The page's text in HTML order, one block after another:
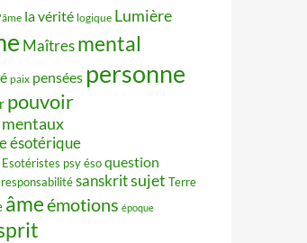
la vérité logique Lumière
Maîtres mental
paix pensées personne
pouvoir
mentaux
ésotérique
Esotéristes psy ésoquestion
responsabilitésanskritsujet Terre
âmeémotions époque